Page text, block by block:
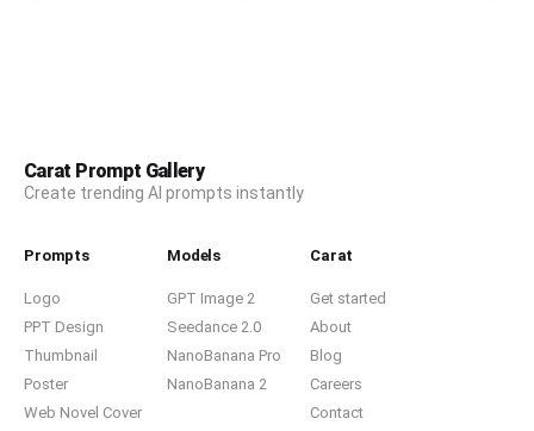
Carat Prompt Gallery
Create trending AI prompts instantly
Prompts
Logo
PPT Design
Thumbnail
Poster
Web Novel Cover
Models
GPT Image 2
Seedance 2.0
NanoBanana Pro
NanoBanana 2
Carat
Get started
About
Blog
Careers
Contact